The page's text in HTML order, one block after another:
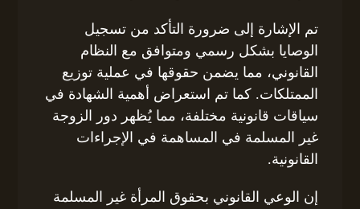
تم الإشارة إلى ضرورة التأكد من تسجيل
الوصايا بشكل رسمي ومتوافق مع النظام
القانوني، مما يضمن حقوقها في عملية توزيع
الممتلكات. كما تم استعراض أهمية الشهادة في
سياقات قانونية مختلفة، مما يُظهر دور الزوجة
غير المسلمة في المساهمة في الإجراءات
القانونية.
إن الوعي القانوني بحقوق المرأة غير المسلمة